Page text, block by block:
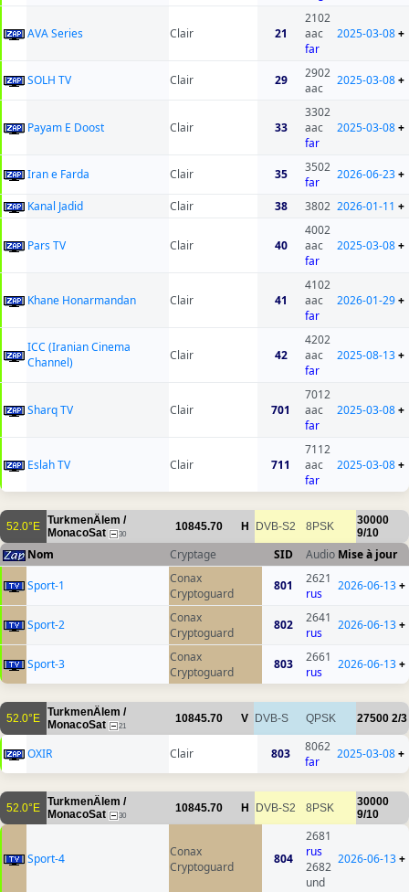
AVA Series Clair 21
2102
aac
far
2025-03-08+
SOLH TV Clair 29
2902
aac
2025-03-08+
Payam E Doost Clair 33
3302
aac
far
2025-03-08+
Iran e Farda Clair 35
3502
far
2026-06-23+
Kanal Jadid Clair 38 3802 2026-01-11 +
Pars TV Clair 40
4002
aac
far
2025-03-08+
Khane Honarmandan Clair 41
4102
aac
far
2026-01-29+
ICC (Iranian Cinema
Channel)
Clair 42
4202
aac
far
2025-08-13+
Sharq TV Clair 701
7012
aac
far
2025-03-08+
Eslah TV Clair 711
7112
aac
far
2025-03-08+
52.0°E TurkmenÄlem /
MonacoSat
30
10845.70 H DVB-S2 8PSK
30000
9/10
Nom Cryptage SID Audio Mise à jour
Sport-1
Conax
Cryptoguard
801
2621
rus
2026-06-13+
Sport-2
Conax
Cryptoguard
802
2641
rus
2026-06-13+
Sport-3
Conax
Cryptoguard
803
2661
rus
2026-06-13+
52.0°E TurkmenÄlem /
MonacoSat
21
10845.70 V DVB-S QPSK 27500 2/3
OXIR Clair 803
8062
far
2025-03-08+
52.0°E TurkmenÄlem /
MonacoSat
30
10845.70 H DVB-S2 8PSK
30000
9/10
Sport-4
Conax
Cryptoguard
804
2681
rus
2682
und
2026-06-13+